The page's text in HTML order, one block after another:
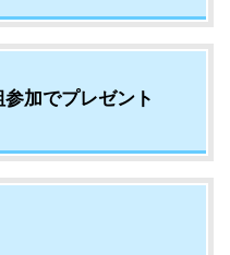
加でプレゼント